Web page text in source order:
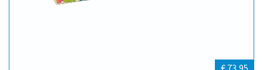
€ 73,95